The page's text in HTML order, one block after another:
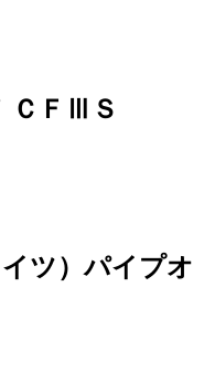
ＣＦⅢＳ
ツ）パイプオ